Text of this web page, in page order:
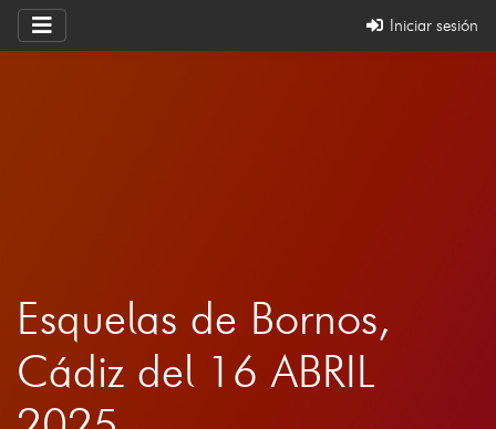
Iniciar sesión
Esquelas de Bornos,
Cádiz del 16 ABRIL